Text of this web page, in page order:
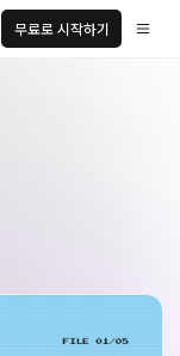
무료로 시작하기